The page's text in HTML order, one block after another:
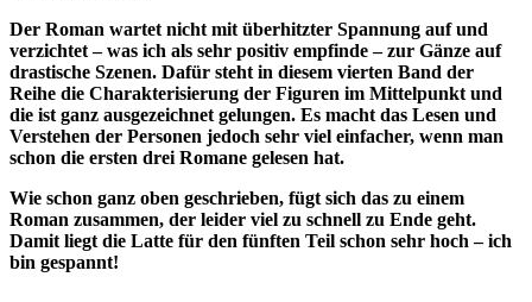
Der Roman wartet nicht mit überhitzter Spannung auf und
verzichtet – was ich als sehr positiv empfinde – zur Gänze auf
drastische Szenen. Dafür steht in diesem vierten Band der
Reihe die Charakterisierung der Figuren im Mittelpunkt und
die ist ganz ausgezeichnet gelungen. Es macht das Lesen und
Verstehen der Personen jedoch sehr viel einfacher, wenn man
schon die ersten drei Romane gelesen hat.
Wie schon ganz oben geschrieben, fügt sich das zu einem
Roman zusammen, der leider viel zu schnell zu Ende geht.
Damit liegt die Latte für den fünften Teil schon sehr hoch – ich
bin gespannt!